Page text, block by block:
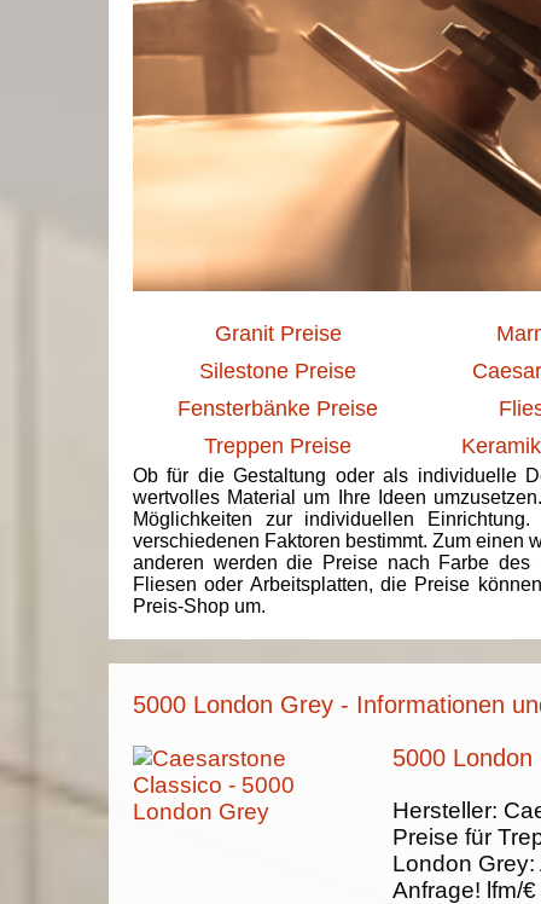
Granit Preise
Silestone Preise
Fensterbänke Preise
Treppen Preise
Ob für die Gestaltung oder als individuelle
wertvolles Material um Ihre Ideen
Möglichkeiten zur individuellen
verschiedenen Faktoren bestimmt. Zum einen
anderen werden die Preise nach Farbe des
Fliesen oder Arbeitsplatten, die Preise
Preis-Shop um.
5000 London Grey - Informationen
5000
Hersteller:
Preise für
London Grey:
Anfrage! lfm/€